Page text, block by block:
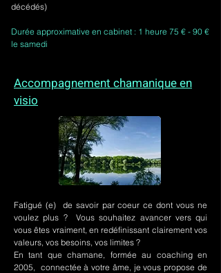
décédés)
Durée approximative en cabinet : 1 heure 75 € - 90 €
le samedi
Accompagnement chamanique en
visio
Fatigué (e) de savoir par coeur ce dont vous ne
voulez plus ? Vous souhaitez avancer vers qui
vous êtes vraiment, en redéfinissant clairement vos
valeurs, vos besoins, vos limites ?
En tant que chamane, formée au coaching en
2005, connectée à votre âme, je vous propose de